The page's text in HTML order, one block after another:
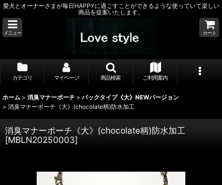
愛犬とオーナーさまが毎日HAPPYに過ごすことができるような使っていて楽しい
商品を提案いたします。
メニュー カート
カテゴリ マイページ 商品検索 ご利用案内
ホーム > 消臭マナーポーチ > バックタイプ《大》NEWバージョン
> 消臭マナーポーチ《大》(chocolate柄)防水加工
消臭マナーポーチ《大》(chocolate柄)防水加工
[MBLN20250003]